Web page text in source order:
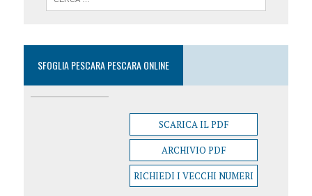
SFOGLIA PESCARA PESCARA ONLINE
SCARICA IL PDF
ARCHIVIO PDF
RICHIEDI I VECCHI NUMERI